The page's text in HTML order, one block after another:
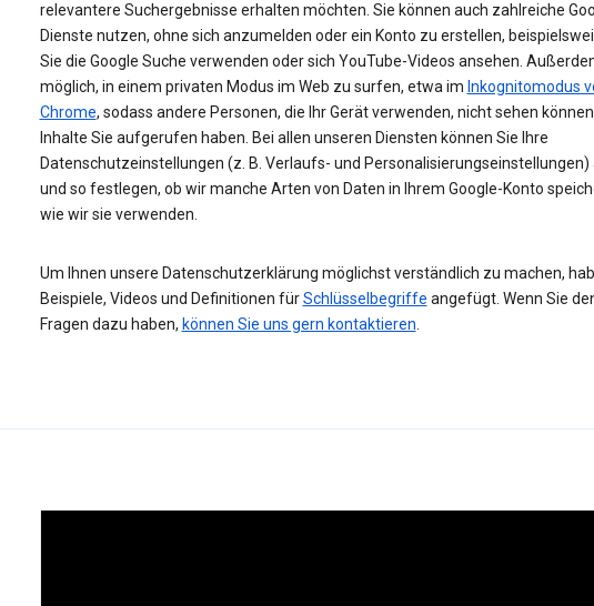
relevantere Suchergebnisse erhalten möchten. Sie können auch zahlreiche
Dienste nutzen, ohne sich anzumelden oder ein Konto zu erstellen,
Sie die Google Suche verwenden oder sich YouTube-Videos ansehen.
möglich, in einem privaten Modus im Web zu surfen, etwa im Inkognitomodus
Chrome, sodass andere Personen, die Ihr Gerät verwenden, nicht sehen
Inhalte Sie aufgerufen haben. Bei allen unseren Diensten können Sie Ihre
Datenschutzeinstellungen (z. B. Verlaufs- und Personalisierungseinstellungen)
und so festlegen, ob wir manche Arten von Daten in Ihrem Google-Konto
wie wir sie verwenden.
Um Ihnen unsere Datenschutzerklärung möglichst verständlich zu machen,
Beispiele, Videos und Definitionen fürSchlüsselbegriffe angefügt. Wenn Sie
Fragen dazu haben, können Sie uns gern kontaktieren.